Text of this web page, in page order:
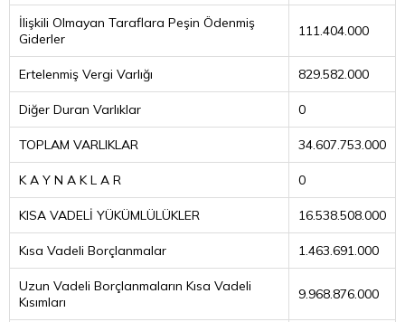
İlişkili Olmayan Taraflara Peşin Ödenmiş
Giderler
111.404.000
Ertelenmiş Vergi Varlığı 829.582.000
Diğer Duran Varlıklar 0
TOPLAM VARLIKLAR 34.607.753.000
K A Y N A K L A R 0
KISA VADELİ YÜKÜMLÜLÜKLER 16.538.508.000
Kısa Vadeli Borçlanmalar 1.463.691.000
Uzun Vadeli Borçlanmaların Kısa Vadeli
Kısımları
9.968.876.000